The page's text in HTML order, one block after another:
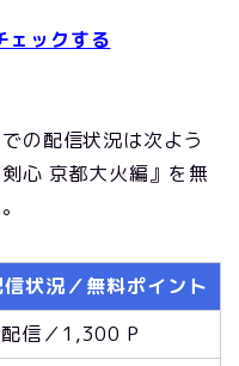
ックする
の配信状況は次よう
心 京都大火編』を無
信状況／無料ポイント
信／1,300 P